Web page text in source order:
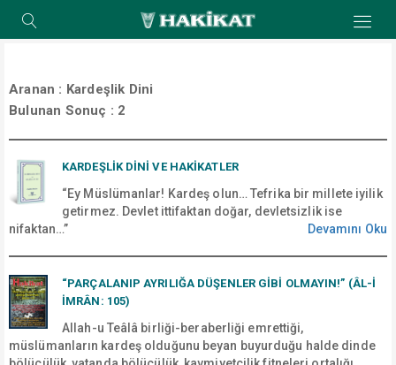
Aranan : Kardeşlik Dini
Bulunan Sonuç : 2
KARDEŞLİK DİNİ VE HAKİKATLER
“Ey Müslümanlar! Kardeş olun… Tefrika bir millete iyilik
getirmez. Devlet ittifaktan doğar, devletsizlik ise
nifaktan…”
Devamını Oku
“PARÇALANIP AYRILIĞA DÜŞENLER GİBİ OLMAYIN!” (ÂL-İ
İMRÂN: 105)
Allah-u Teâlâ birliği-beraberliği emrettiği,
müslümanların kardeş olduğunu beyan buyurduğu halde dinde